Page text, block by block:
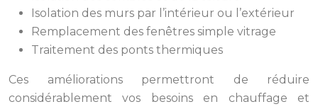
Isolation des murs par l’intérieur ou l’extérieur
Remplacement des fenêtres simple vitrage
Traitement des ponts thermiques
Ces améliorations permettront de réduire
considérablement vos besoins en chauffage et